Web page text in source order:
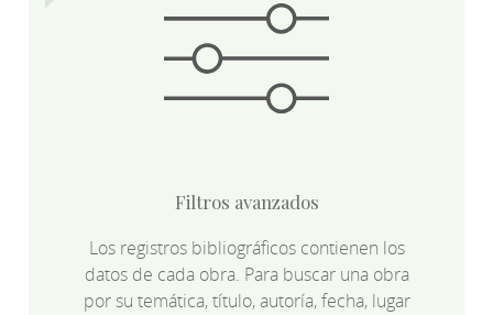
Filtros avanzados
Los registros bibliográficos contienen los
datos de cada obra. Para buscar una obra
por su temática, título, autoría, fecha, lugar